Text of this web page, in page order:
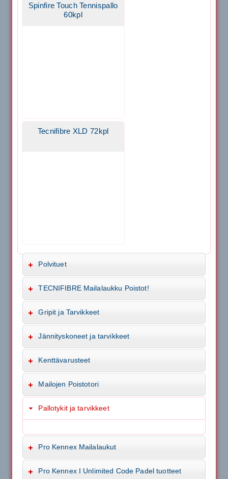
Spinfire Touch Tennispallo
60kpl
Tecnifibre XLD 72kpl
Polvituet
TECNIFIBRE Mailalaukku Poistot!
Gripit ja Tarvikkeet
Jännityskoneet ja tarvikkeet
Kenttävarusteet
Mailojen Poistotori
Pallotykit ja tarvikkeet
Pro Kennex Mailalaukut
Pro Kennex I Unlimited Code Padel tuotteet